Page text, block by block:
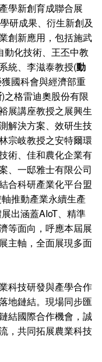
學新創育成聯合展
研成果、衍生新創及
創新應用，包括施武
動化技術、王丕中教
統、李滋泰教授(動
國科會與經濟部重
)之格雷迪奧股份有限
展講座教授之展興生
解決方案、效研生技
宗岐教授之安特爾環
術、佳和農化企業有
、一邸雅士有限公司
合科研產業化平台盟
推動產業永續生產
出涵蓋AIoT、精準
等面向，呼應本屆展
主軸，全面展現多面
科技研發與產學合作
地鏈結。現場同步匯
結國際合作機會，誠
，共同拓展農業科技